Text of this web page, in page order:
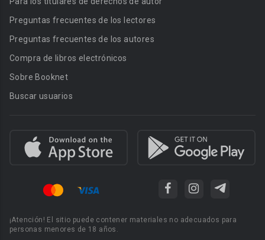
Preguntas frecuentes de los lectores
Preguntas frecuentes de los autores
Compra de libros electrónicos
Sobre Booknet
Buscar usuarios
¡Atención! El sitio puede contener materiales no adecuados para
personas menores de 18 años.